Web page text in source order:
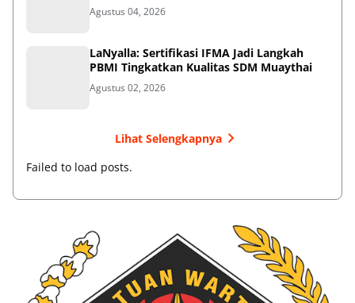
Agustus 04, 2026
LaNyalla: Sertifikasi IFMA Jadi Langkah
PBMI Tingkatkan Kualitas SDM Muaythai
Agustus 02, 2026
Lihat Selengkapnya
Failed to load posts.